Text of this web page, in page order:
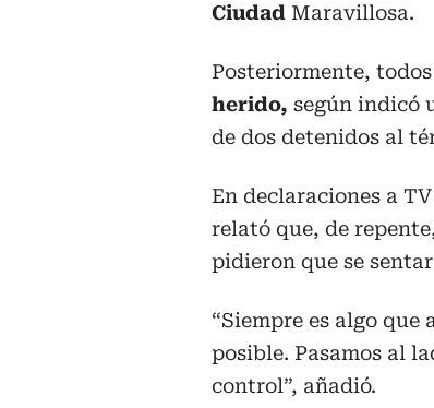
Ciudad Maravillosa.
Posteriormente,
herido, según indicó
de dos detenidos al
En declaraciones a
relató que, de
pidieron que se
“Siempre es algo
posible. Pasamos al
control”, añadió.